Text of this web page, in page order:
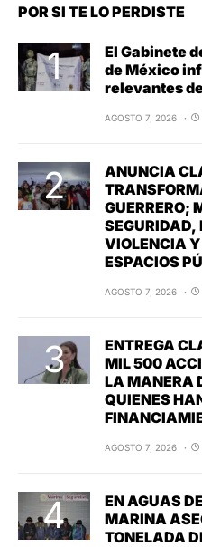
POR SI TE LO PERDISTE
El Gabinete
de México
relevantes
AGOSTO 7, 2026
ANUNCIA
GUERRERO;
SEGURIDAD,
VIOLENCIA
ESPACIOS
AGOSTO 7, 2026
ENTREGA
MIL 500
LA MANERA
QUIENES
AGOSTO 7, 2026
EN AGUAS
MARINA
TONELADA